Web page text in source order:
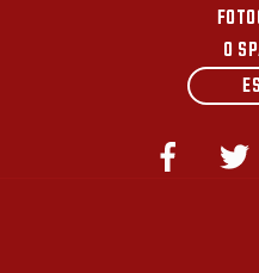
O